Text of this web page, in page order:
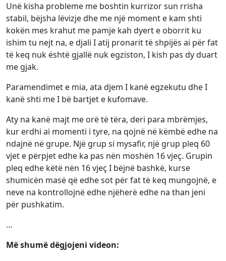
Unë kisha probleme me boshtin kurrizor sun rrisha
stabil, bëjsha lëvizje dhe me një moment e kam shti
kokën mes krahut me pamje kah dyert e oborrit ku
ishim tu nejt na, e djali I atij pronarit të shpijës ai për fat
të keq nuk është gjallë nuk egziston, I kish pas dy duart
me gjak.
Paramendimet e mia, ata djem I kanë egzekutu dhe I
kanë shti me I bë bartjet e kufomave.
Aty na kanë majt me orë të tëra, deri para mbrëmjes,
kur erdhi ai momenti i tyre, na qojnë në këmbë edhe na
ndajnë në grupe. Një grup si mysafir, një grup pleq 60
vjet e përpjet edhe ka pas nën moshën 16 vjeç. Grupin
pleq edhe këtë nën 16 vjeç I bëjnë bashkë, kurse
shumicën masë që edhe sot për fat të keq mungojnë, e
neve na kontrollojnë edhe njëherë edhe na than jeni
për pushkatim.
…
Më shumë dëgjojeni videon: